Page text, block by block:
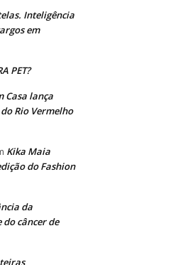
Inteligência
em
PET?
Casa lança
Rio Vermelho
Kika Maia
do Fashion
da
do câncer de